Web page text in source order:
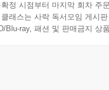
명의 인터뷰이들은 현
교장이자 민들레장애인
정 시점부터 마지막 회차 주
래스는 사락 독서모임 게시
Blu-ray, 패션 및 판매금지 상